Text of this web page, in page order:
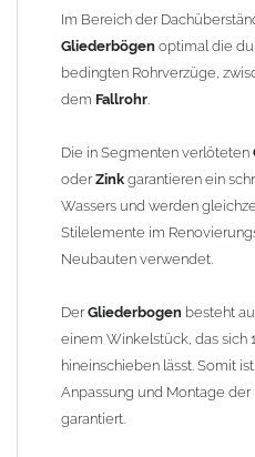
finden Sie im Shop unter
Die Ausladung wird von Mitte
gemessen. Ab 1300mm
Lieferzeit: ca. 1-2 Wochen nach
Sonderanfertigung: Artikel wird
keine Rücknahme möglich!
Im Bereich der
Gliederbögen optimal die
bedingten Rohrverzüge,
dem Fallrohr.
Die in Segmenten verlöteten
oderZink garantieren ein
Wassers und werden
Stilelemente im
Neubauten verwendet.
DerGliederbogen besteht
einem Winkelstück, das sich
hineinschieben lässt. Somit
Anpassung und Montage der
garantiert.